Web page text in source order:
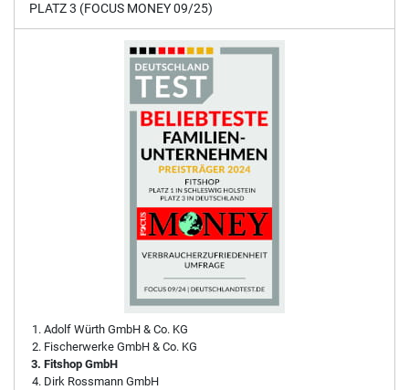
PLATZ 3 (FOCUS MONEY 09/25)
Adolf Würth GmbH & Co. KG
Fischerwerke GmbH & Co. KG
Fitshop GmbH
Dirk Rossmann GmbH